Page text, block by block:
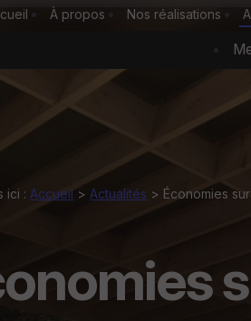
À propos Nos réalisations
ici : Accueil >Actualités > Économies
des cookies